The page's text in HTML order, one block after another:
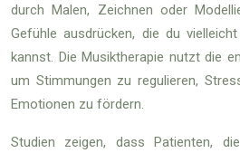
durch Malen, Zeichnen oder
Gefühle ausdrücken, die du
kannst. Die Musiktherapie nutzt die
um Stimmungen zu regulieren,
Emotionen zu fördern.
Studien zeigen, dass Patienten,